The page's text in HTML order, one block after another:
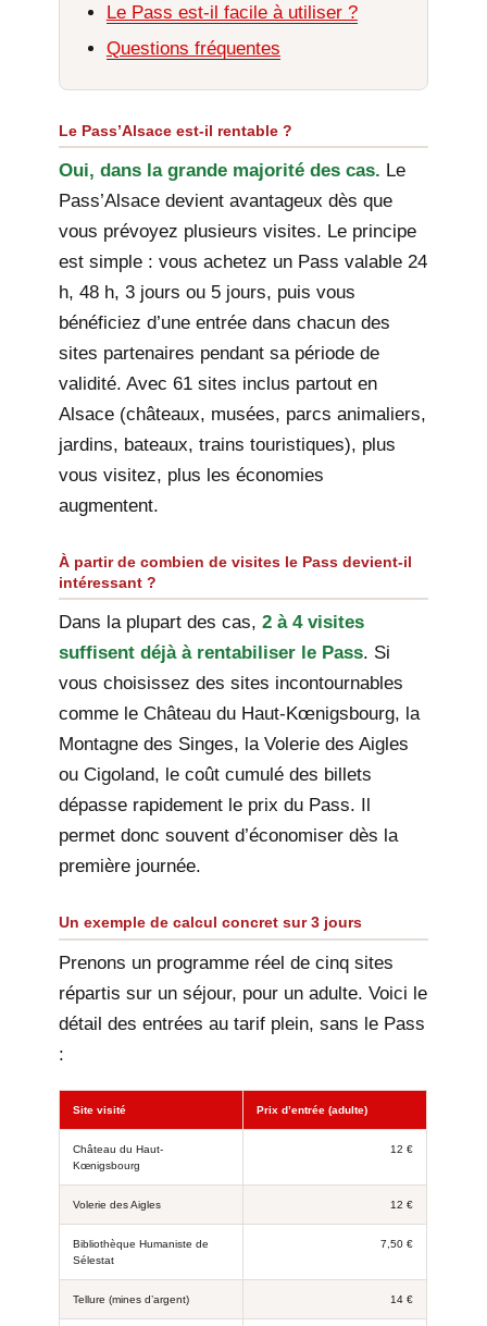
Le Pass est-il facile à utiliser ?
Questions fréquentes
Le Pass’Alsace est-il rentable ?
Oui, dans la grande majorité des cas. Le
Pass’Alsace devient avantageux dès que
vous prévoyez plusieurs visites. Le principe
est simple : vous achetez un Pass valable 24
h, 48 h, 3 jours ou 5 jours, puis vous
bénéficiez d’une entrée dans chacun des
sites partenaires pendant sa période de
validité. Avec 61 sites inclus partout en
Alsace (châteaux, musées, parcs animaliers,
jardins, bateaux, trains touristiques), plus
vous visitez, plus les économies
augmentent.
À partir de combien de visites le Pass devient-il
intéressant ?
Dans la plupart des cas,2 à 4 visites
suffisent déjà à rentabiliser le Pass. Si
vous choisissez des sites incontournables
comme le Château du Haut-Kœnigsbourg, la
Montagne des Singes, la Volerie des Aigles
ou Cigoland, le coût cumulé des billets
dépasse rapidement le prix du Pass. Il
permet donc souvent d’économiser dès la
première journée.
Un exemple de calcul concret sur 3 jours
Prenons un programme réel de cinq sites
répartis sur un séjour, pour un adulte. Voici le
détail des entrées au tarif plein, sans le Pass
:
Site visité Prix d’entrée (adulte)
Château du Haut-
Kœnigsbourg
12 €
Volerie des Aigles 12 €
Bibliothèque Humaniste de
Sélestat
7,50 €
Tellure (mines d’argent) 14 €